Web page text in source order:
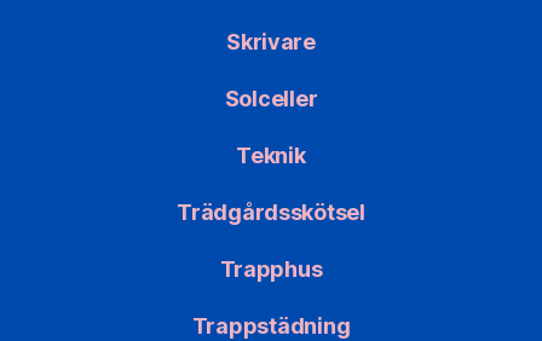
Skrivare
Solceller
Teknik
Trädgårdsskötsel
Trapphus
Trappstädning